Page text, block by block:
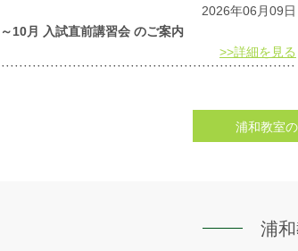
2026年06月09日
10月 入試直前講習会 のご案内
>>詳細を見る
浦和教室
浦